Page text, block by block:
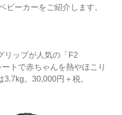
ビーカーをご紹介します。
リップが人気の「F2
トで赤ちゃんを熱やほこり
。30,000円＋税。